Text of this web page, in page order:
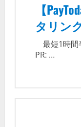
【
タリン
最短1時間
PR: …